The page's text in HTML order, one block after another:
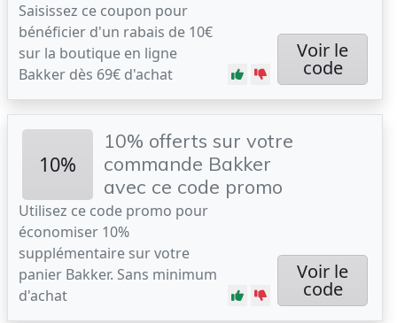
Saisissez ce coupon pour
bénéficier d'un rabais de 10€
sur la boutique en ligne
Bakker dès 69€ d'achat
Voir le
code
10%
10% offerts sur votre
commande Bakker
avec ce code promo
Utilisez ce code promo pour
économiser 10%
supplémentaire sur votre
panier Bakker. Sans minimum
d'achat
Voir le
code